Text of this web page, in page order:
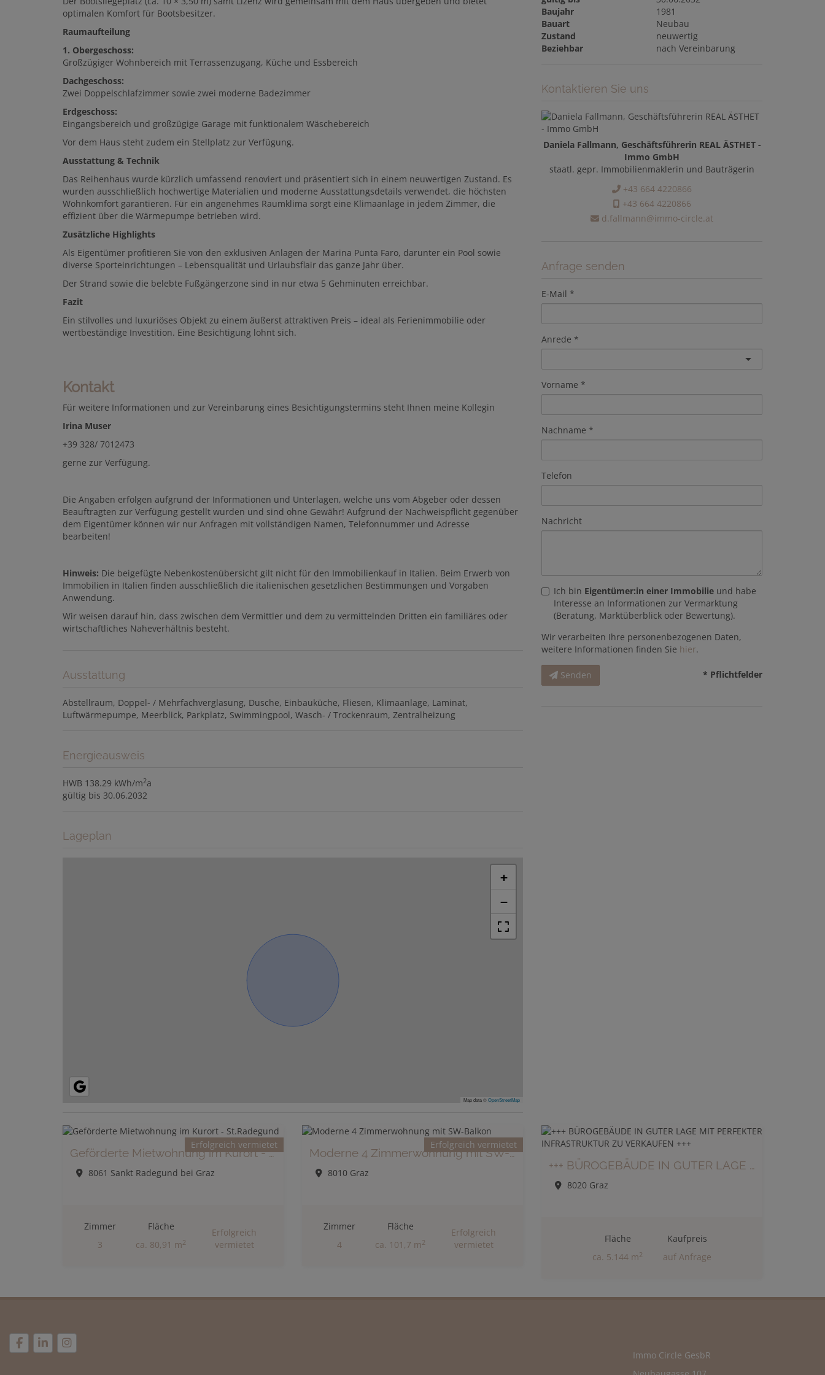
optimalen Komfort für Bootsbesitzer.
Raumaufteilung
1. Obergeschoss:
Großzügiger Wohnbereich mit Terrassenzugang, Küche und Essbereich
Dachgeschoss:
Zwei Doppelschlafzimmer sowie zwei moderne Badezimmer
Erdgeschoss:
Eingangsbereich und großzügige Garage mit funktionalem Wäschebereich
Vor dem Haus steht zudem ein Stellplatz zur Verfügung.
Ausstattung & Technik
Das Reihenhaus wurde kürzlich umfassend renoviert und präsentiert sich in einem neuwertigen Zustand. Es
wurden ausschließlich hochwertige Materialien und moderne Ausstattungsdetails verwendet, die höchsten
Wohnkomfort garantieren. Für ein angenehmes Raumklima sorgt eine Klimaanlage in jedem Zimmer, die
effizient über die Wärmepumpe betrieben wird.
Zusätzliche Highlights
Als Eigentümer profitieren Sie von den exklusiven Anlagen der Marina Punta Faro, darunter ein Pool sowie
diverse Sporteinrichtungen – Lebensqualität und Urlaubsflair das ganze Jahr über.
Der Strand sowie die belebte Fußgängerzone sind in nur etwa 5 Gehminuten erreichbar.
Fazit
Ein stilvolles und luxuriöses Objekt zu einem äußerst attraktiven Preis – ideal als Ferienimmobilie oder
wertbeständige Investition. Eine Besichtigung lohnt sich.
Kontakt
Für weitere Informationen und zur Vereinbarung eines Besichtigungstermins steht Ihnen meine Kollegin
Irina Muser
+39 328/ 7012473
gerne zur Verfügung.
Die Angaben erfolgen aufgrund der Informationen und Unterlagen, welche uns vom Abgeber oder dessen
Beauftragten zur Verfügung gestellt wurden und sind ohne Gewähr! Aufgrund der Nachweispflicht gegenüber
dem Eigentümer können wir nur Anfragen mit vollständigen Namen, Telefonnummer und Adresse
bearbeiten!
Hinweis: Die beigefügte Nebenkostenübersicht gilt nicht für den Immobilienkauf in Italien. Beim Erwerb von
Immobilien in Italien finden ausschließlich die italienischen gesetzlichen Bestimmungen und Vorgaben
Anwendung.
Wir weisen darauf hin, dass zwischen dem Vermittler und dem zu vermittelnden Dritten ein familiäres oder
wirtschaftliches Naheverhältnis besteht.
Ausstattung
Abstellraum Doppel- / Mehrfachverglasung Dusche Einbauküche Fliesen Klimaanlage Laminat
Luftwärmepumpe Meerblick Parkplatz Swimmingpool Wasch- / Trockenraum Zentralheizung
Energieausweis
HWB 138.29 kWh/m2a
gültig bis 30.06.2032
Lageplan
+
−
Map data ©OpenStreetMap
Baujahr
1981
Bauart
Neubau
Zustand
neuwertig
Beziehbar
nach Vereinbarung
Kontaktieren Sie uns
Daniela Fallmann, Geschäftsführerin REAL ÄSTHET -
Immo GmbH
staatl. gepr. Immobilienmaklerin und Bauträgerin
+43 664 4220866
+43 664 4220866
d.fallmann@immo-circle.at
Anfrage senden
E-Mail
Anrede
Vorname
Nachname
Telefon
Nachricht
Ich bin Eigentümer:in einer Immobilie und habe
Interesse an Informationen zur Vermarktung
(Beratung, Marktüberblick oder Bewertung).
Wir verarbeiten Ihre personenbezogenen Daten,
weitere Informationen finden Sie hier.
Senden * Pflichtfelder
Erfolgreich vermietet
Geförderte Mietwohnung im Kurort - St.Radegund
8061 Sankt Radegund bei Graz
Zimmer
3
Fläche
ca. 80,91 m2
Erfolgreich
vermietet
Erfolgreich vermietet
Moderne 4 Zimmerwohnung mit SW-Balkon
8010 Graz
Zimmer
4
Fläche
ca. 101,7 m2
Erfolgreich
vermietet
+++ BÜROGEBÄUDE IN GUTER LAGE MIT PERFEKTER INFRASTRUKTUR ZU VERKAUFEN +++
8020 Graz
Fläche
ca. 5.144 m2
Kaufpreis
auf Anfrage
Immo Circle GesbR